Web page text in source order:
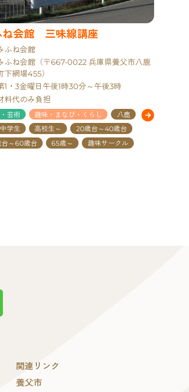
ね会館 三味線講座
ふね会館
ふね会館（〒667-0022 兵庫県養父市八鹿
下網場455）
1・3金曜日午後1時30分～午後3時
料代のみ負担
芸術 趣味・まなび・くらし
八鹿
学生
高校生～
20歳台～40歳台
～60歳台
65歳～ 趣味サークル
関連リンク
養父市